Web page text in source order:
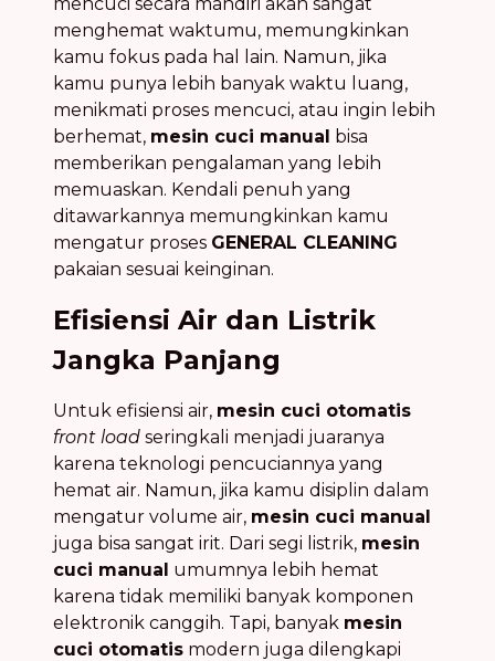
menghemat waktumu, memungkinkan
kamu fokus pada hal lain. Namun, jika
kamu punya lebih banyak waktu luang,
menikmati proses mencuci, atau ingin lebih
berhemat, mesin cuci manual bisa
memberikan pengalaman yang lebih
memuaskan. Kendali penuh yang
ditawarkannya memungkinkan kamu
mengatur proses GENERAL CLEANING
pakaian sesuai keinginan.
Efisiensi Air dan Listrik
Jangka Panjang
Untuk efisiensi air, mesin cuci otomatis
front load seringkali menjadi juaranya
karena teknologi pencuciannya yang
hemat air. Namun, jika kamu disiplin dalam
mengatur volume air, mesin cuci manual
juga bisa sangat irit. Dari segi listrik, mesin
cuci manual umumnya lebih hemat
karena tidak memiliki banyak komponen
elektronik canggih. Tapi, banyak mesin
cuci otomatis modern juga dilengkapi